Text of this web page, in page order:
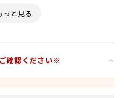
語で「幸せのガラス」を意味す
ェリーチェ）」。
確認ください※